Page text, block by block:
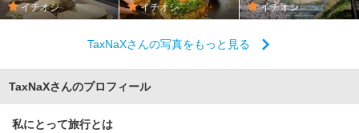
イチオシ イチオシ イチオシ
TaxNaXさんの写真をもっと見る
TaxNaXさんのプロフィール
私にとって旅行とは